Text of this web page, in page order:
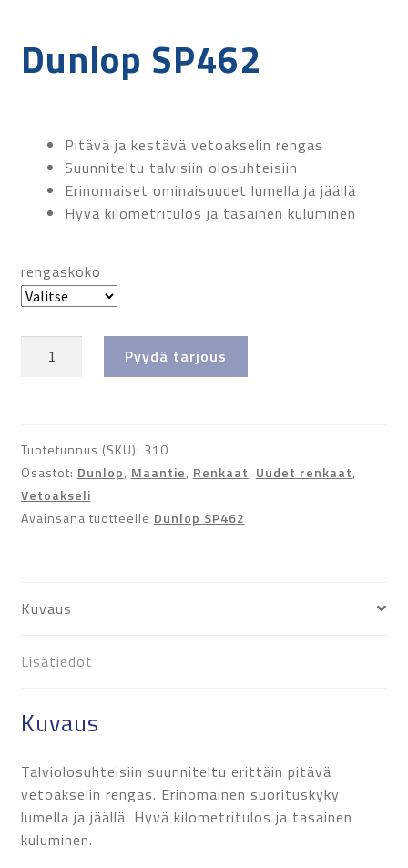
Dunlop SP462
Pitävä ja kestävä vetoakselin rengas
Suunniteltu talvisiin olosuhteisiin
Erinomaiset ominaisuudet lumella ja jäällä
Hyvä kilometritulos ja tasainen kuluminen
rengaskoko
Dunlop
SP462
Pyydä tarjous
Tuotetunnus (SKU): 310
Osastot: Dunlop, Maantie, Renkaat, Uudet renkaat,
Vetoakseli
Avainsana tuotteelle Dunlop SP462
Kuvaus
Lisätiedot
Kuvaus
Talviolosuhteisiin suunniteltu erittäin pitävä
vetoakselin rengas. Erinomainen suorituskyky
lumella ja jäällä. Hyvä kilometritulos ja tasainen
kuluminen.